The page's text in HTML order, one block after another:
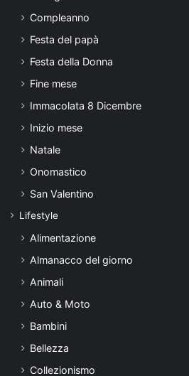
Compleanno
Festa del papà
Festa della Donna
Fine mese
Immacolata 8 Dicembre
Inizio mese
Natale
Onomastico
San Valentino
Lifestyle
Alimentazione
Almanacco del giorno
Animali
Auto & Moto
Bambini
Bellezza
Collezionismo